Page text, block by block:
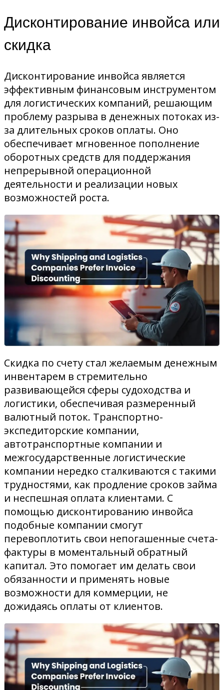
Дисконтирование инвойса или
скидка
Дисконтирование инвойса является
эффективным финансовым инструментом
для логистических компаний, решающим
проблему разрыва в денежных потоках из-
за длительных сроков оплаты. Оно
обеспечивает мгновенное пополнение
оборотных средств для поддержания
непрерывной операционной
деятельности и реализации новых
возможностей роста.
Скидка по счету стал желаемым денежным
инвентарем в стремительно
развивающейся сферы судоходства и
логистики, обеспечивая размеренный
валютный поток. Транспортно-
экспедиторские компании,
автотранспортные компании и
межгосударственные логистические
компании нередко сталкиваются с такими
трудностями, как продление сроков займа
и неспешная оплата клиентами. С
помощью дисконтированию инвойса
подобные компании смогут
перевоплотить свои непогашенные счета-
фактуры в моментальный обратный
капитал. Это помогает им делать свои
обязанности и применять новые
возможности для коммерции, не
дожидаясь оплаты от клиентов.